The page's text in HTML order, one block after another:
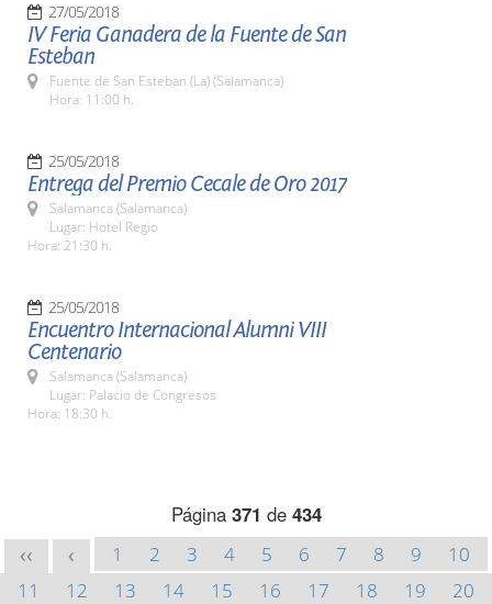
27/05/2018
IV Feria Ganadera de la Fuente de San
Esteban
Fuente de San Esteban (La) (Salamanca)
Hora: 11:00 h.
25/05/2018
Entrega del Premio Cecale de Oro 2017
Salamanca (Salamanca)
Lugar: Hotel Regio
Hora: 21:30 h.
25/05/2018
Encuentro Internacional Alumni VIII
Centenario
Salamanca (Salamanca)
Lugar: Palacio de Congresos
Hora: 18:30 h.
Página 371 de 434
<< < 1 2 3 4 5 6 7 8 9
10
11
12 13 14 15 16 17 18 19
20